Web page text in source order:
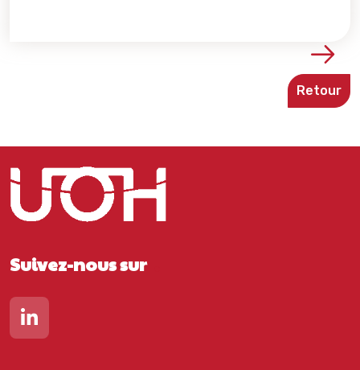
Voir les détails de la
Retour
Suivez-nous sur
Lien vers notre page Linkedin